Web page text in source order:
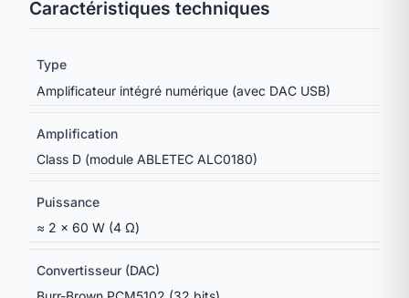
Caractéristiques techniques
Type
Amplificateur intégré numérique (avec DAC USB)
Amplification
Class D (module ABLETEC ALC0180)
Puissance
≈ 2 × 60 W (4 Ω)
Convertisseur (DAC)